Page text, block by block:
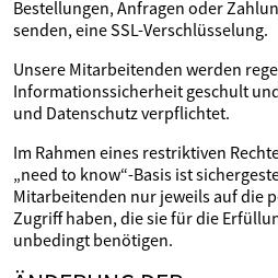
Bestellungen, Anfragen oder
senden, eine SSL-Verschlüsselung.
Unsere Mitarbeitenden werden
Informationssicherheit geschult
und Datenschutz verpflichtet.
Im Rahmen eines restriktiven
„need to know“-Basis ist
Mitarbeitenden nur jeweils auf die
Zugriff haben, die sie für die
unbedingt benötigen.